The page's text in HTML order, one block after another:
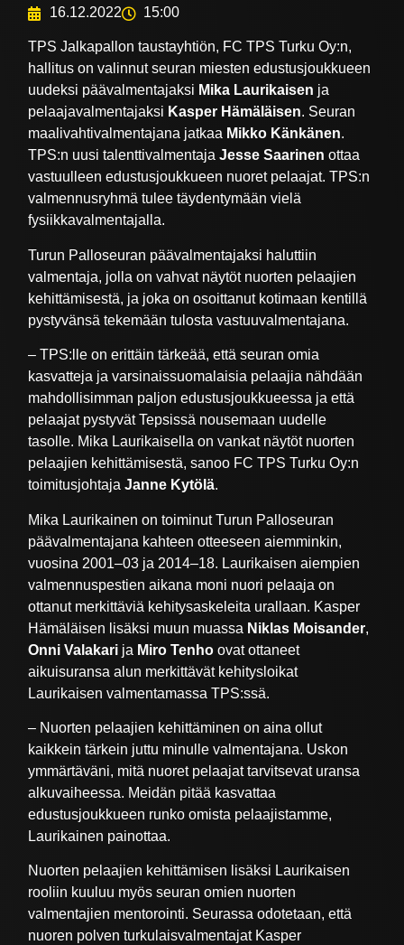
16.12.2022 15:00
TPS Jalkapallon taustayhtiön, FC TPS Turku Oy:n,
hallitus on valinnut seuran miesten edustusjoukkueen
uudeksi päävalmentajaksi Mika Laurikaisen ja
pelaajavalmentajaksi Kasper Hämäläisen. Seuran
maalivahtivalmentajana jatkaa Mikko Känkänen.
TPS:n uusi talenttivalmentajaJesse Saarinen ottaa
vastuulleen edustusjoukkueen nuoret pelaajat. TPS:n
valmennusryhmä tulee täydentymään vielä
fysiikkavalmentajalla.
Turun Palloseuran päävalmentajaksi haluttiin
valmentaja, jolla on vahvat näytöt nuorten pelaajien
kehittämisestä, ja joka on osoittanut kotimaan kentillä
pystyvänsä tekemään tulosta vastuuvalmentajana.
– TPS:lle on erittäin tärkeää, että seuran omia
kasvatteja ja varsinaissuomalaisia pelaajia nähdään
mahdollisimman paljon edustusjoukkueessa ja että
pelaajat pystyvät Tepsissä nousemaan uudelle
tasolle. Mika Laurikaisella on vankat näytöt nuorten
pelaajien kehittämisestä, sanoo FC TPS Turku Oy:n
toimitusjohtaja Janne Kytölä.
Mika Laurikainen on toiminut Turun Palloseuran
päävalmentajana kahteen otteeseen aiemminkin,
vuosina 2001–03 ja 2014–18. Laurikaisen aiempien
valmennuspestien aikana moni nuori pelaaja on
ottanut merkittäviä kehitysaskeleita urallaan. Kasper
Hämäläisen lisäksi muun muassa Niklas Moisander,
Onni Valakari ja Miro Tenho ovat ottaneet
aikuisuransa alun merkittävät kehitysloikat
Laurikaisen valmentamassa TPS:ssä.
– Nuorten pelaajien kehittäminen on aina ollut
kaikkein tärkein juttu minulle valmentajana. Uskon
ymmärtäväni, mitä nuoret pelaajat tarvitsevat uransa
alkuvaiheessa. Meidän pitää kasvattaa
edustusjoukkueen runko omista pelaajistamme,
Laurikainen painottaa.
Nuorten pelaajien kehittämisen lisäksi Laurikaisen
rooliin kuuluu myös seuran omien nuorten
valmentajien mentorointi. Seurassa odotetaan, että
nuoren polven turkulaisvalmentajat Kasper